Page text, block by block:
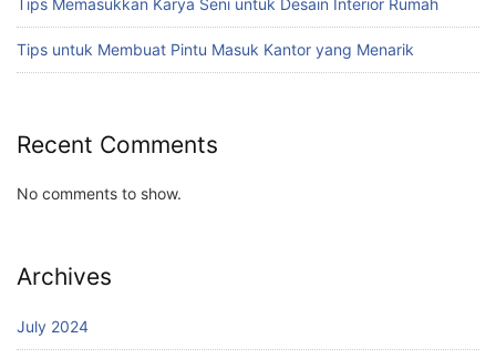
Tips Memasukkan Karya Seni untuk Desain Interior Rumah
Tips untuk Membuat Pintu Masuk Kantor yang Menarik
Recent Comments
No comments to show.
Archives
July 2024